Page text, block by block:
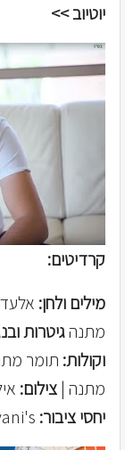
יוטיוב >>
קרדיטים:
מילים ולחן:
מתנהגיטרות
וקולות: תומר
מתנה |צילום:
יחסי ציבור: